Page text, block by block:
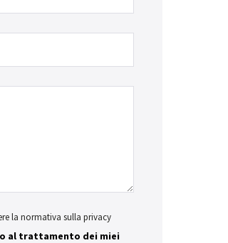
la normativa sulla privacy
al trattamento dei miei